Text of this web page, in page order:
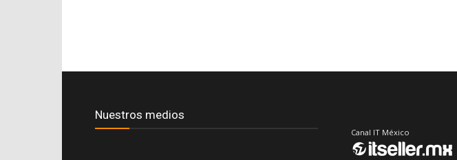
Nuestros medios
Canal IT México